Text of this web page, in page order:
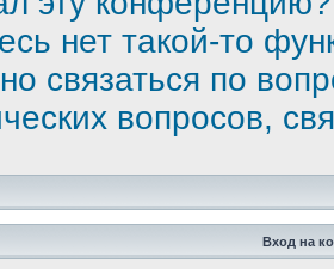
нет такой-то
связаться по
вопросов,
Вход на